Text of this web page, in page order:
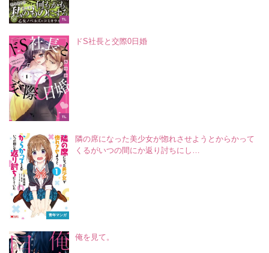
TL
TL
ドS社長と交際0日婚
青年マンガ
隣の席になった美少女が惚れさせようとからかって
くるがいつの間にか返り討ちにし…
俺を見て。